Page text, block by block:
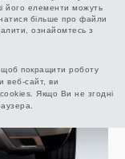
його елементи можуть
більше про файли
ознайомтесь з
покращити роботу
веб-сайт, ви
Якщо Ви не згодні